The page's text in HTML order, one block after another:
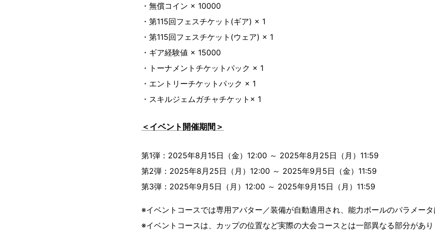
・無償コイン × 10000
・第115回フェスチケット(ギア) × 1
・第115回フェスチケット(ウェア) × 1
・ギア経験値 × 15000
・トーナメントチケットパック × 1
・エントリーチケットパック × 1
・スキルジェムガチャチケット× 1
＜イベント開催期間＞
第1弾：2025年8月15日（金）12:00 ～ 2025年8月25日（月）11:59
第2弾：2025年8月25日（月）12:00 ～ 2025年9月5日（金）11:59
第3弾：2025年9月5日（月）12:00 ～ 2025年9月15日（月）11:59
※イベントコースでは専用アバター／装備が自動適用され、能力ボールのパラメー
※イベントコースは、カップの位置など実際の大会コースとは一部異なる部分があ